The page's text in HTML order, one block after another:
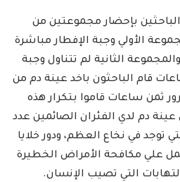
الباحثين بإحضار مجموعتين من
الأولي وجبة الإفطار مباشرة
الثانية لم تتناول وجبة
قام الباحثون باخد عينة دم من
ثمن ساعات قاموا بتكرار هذه
عينة دم لدي الفئران الصائمين عدد
توجد في نخاع العظم، ودور خلايا
علي مكافحة الأمراض الخطيرة
التي تصيب الإنسان.